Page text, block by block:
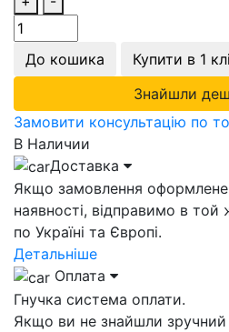
До кошика
Купити в 1
Знайшли
Замовити консультацію по
В Наличии
Доставка
Якщо замовлення оформлене
наявності, відправимо в
по Україні та Європі.
Детальніше
Оплата
Гнучка система оплати.
Якщо ви не знайшли зручний